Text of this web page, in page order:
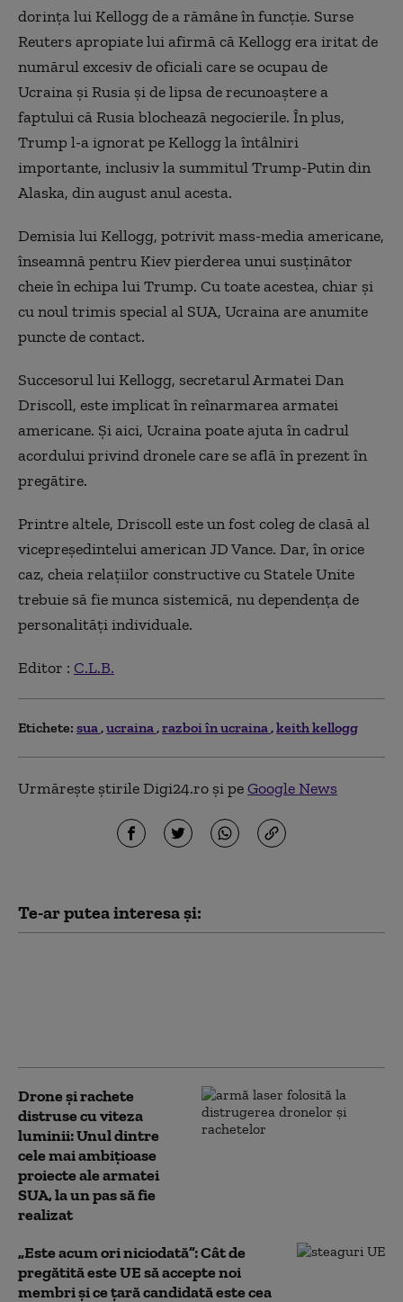
dorința lui Kellogg de a rămâne în funcție. Surse
Reuters apropiate lui afirmă că Kellogg era iritat de
numărul excesiv de oficiali care se ocupau de
Ucraina și Rusia și de lipsa de recunoaștere a
faptului că Rusia blochează negocierile. În plus,
Trump l-a ignorat pe Kellogg la întâlniri
importante, inclusiv la summitul Trump-Putin din
Alaska, din august anul acesta.
Demisia lui Kellogg, potrivit mass-media americane,
înseamnă pentru Kiev pierderea unui susținător
cheie în echipa lui Trump. Cu toate acestea, chiar și
cu noul trimis special al SUA, Ucraina are anumite
puncte de contact.
Succesorul lui Kellogg, secretarul Armatei Dan
Driscoll, este implicat în reînarmarea armatei
americane. Și aici, Ucraina poate ajuta în cadrul
acordului privind dronele care se află în prezent în
pregătire.
Printre altele, Driscoll este un fost coleg de clasă al
vicepreședintelui american JD Vance. Dar, în orice
caz, cheia relațiilor constructive cu Statele Unite
trebuie să fie munca sistemică, nu dependența de
personalități individuale.
Editor : C.L.B.
Etichete: sua ucraina razboi în ucraina keith kellogg
Urmărește știrile Digi24.ro și peGoogle News
Te-ar putea interesa și:
Drone și rachete
distruse cu viteza
luminii: Unul dintre
cele mai ambițioase
proiecte ale armatei
SUA, la un pas să fie
realizat
„Este acum ori niciodată”: Cât de
pregătită este UE să accepte noi
membri și ce țară candidată este cea